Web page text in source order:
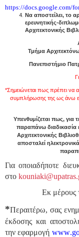
https://docs.google.com/
Να αποστείλει, το
ερευνητικής-
Αρχιτεκτονικής
Τμήμα
Πανεπιστήμιο
*Σημειώνεται πως πρέπει να
συμπλήρωσης της ως άνω
Υπενθυμίζεται πως,
παραπάνω διαδικασία
Αρχιτεκτονικής
αποσταλεί
Για οποιαδήποτε
στο
Εκ μέρους
*Περαιτέρω, σας
έκδοσης και
την εφαρμογήwww.